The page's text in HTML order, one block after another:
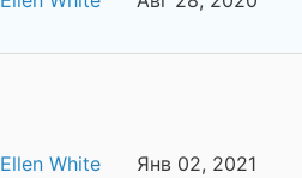
Ellen White Янв 02, 2021